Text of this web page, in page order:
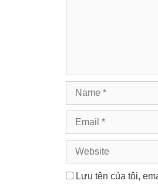
Name
Email
Website
Lưu tên của tôi,